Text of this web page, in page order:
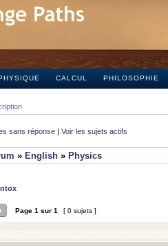
CALCUL PHILOSOPHIE
sans réponse | Voir les sujets actifs
» English » Physics
Page 1 sur 1 [ 0 sujets ]